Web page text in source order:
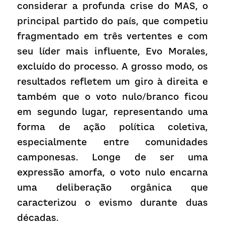
considerar a profunda crise do MAS, o
principal partido do país, que competiu
fragmentado em três vertentes e com
seu líder mais influente, Evo Morales,
excluído do processo. A grosso modo, os
resultados refletem um giro à direita e
também que o voto nulo/branco ficou
em segundo lugar, representando uma
forma de ação política coletiva,
especialmente entre comunidades
camponesas. Longe de ser uma
expressão amorfa, o voto nulo encarna
uma deliberação orgânica que
caracterizou o evismo durante duas
décadas.